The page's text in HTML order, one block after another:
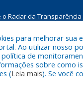
o Radar da Transparência
reservados a Câmara
Pará.
para melhorar sua
Ao utilizar nosso
de
sobre como
(Leia mais). Se você